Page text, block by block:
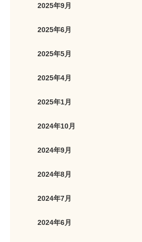
2025年9月
2025年6月
2025年5月
2025年4月
2025年1月
2024年10月
2024年9月
2024年8月
2024年7月
2024年6月